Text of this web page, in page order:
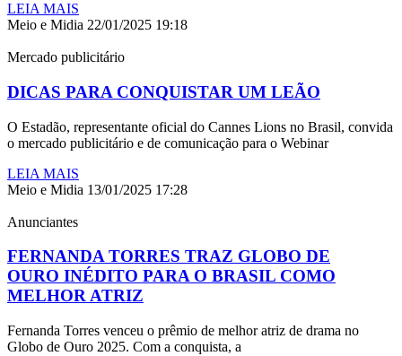
LEIA MAIS
Meio e Midia 22/01/2025 19:18
Mercado publicitário
DICAS PARA CONQUISTAR UM LEÃO
O Estadão, representante oficial do Cannes Lions no Brasil, convida
o mercado publicitário e de comunicação para o Webinar
LEIA MAIS
Meio e Midia 13/01/2025 17:28
Anunciantes
FERNANDA TORRES TRAZ GLOBO DE
OURO INÉDITO PARA O BRASIL COMO
MELHOR ATRIZ
Fernanda Torres venceu o prêmio de melhor atriz de drama no
Globo de Ouro 2025. Com a conquista, a